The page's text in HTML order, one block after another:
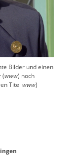
Bilder und einen
(www) noch
Titel www)